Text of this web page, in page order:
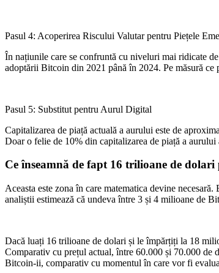
Pasul 4: Acoperirea Riscului Valutar pentru Piețele
În națiunile care se confruntă cu niveluri mai ridicate
adoptării Bitcoin din 2021 până în 2024. Pe măsură ce
Pasul 5: Substitut pentru Aurul Digital
Capitalizarea de piață actuală a aurului este de
Doar o felie de 10% din capitalizarea de piață a
Ce înseamnă de fapt 16 trilioane de
Aceasta este zona în care matematica devine
analiștii estimează că undeva între 3 și 4 milioane de
Dacă luați 16 trilioane de dolari și le împărțiți la 18
Comparativ cu prețul actual, între 60.000 și 70.000 de
Bitcoin-ii, comparativ cu momentul în care vor fi